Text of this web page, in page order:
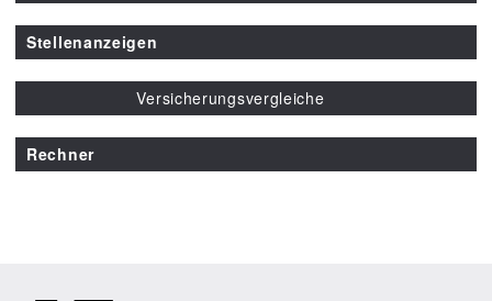
Stellenanzeigen
Versicherungsvergleiche
Rechner